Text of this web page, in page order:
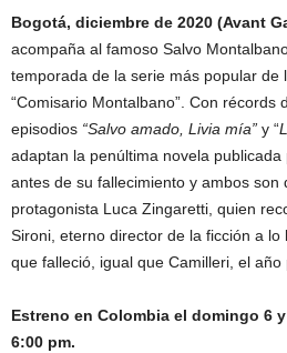
Bogotá, diciembre de 2020 (Avant
acompaña al famoso Salvo
temporada de la serie más popular de
“Comisario Montalbano”. Con récords
episodios “Salvo amado, Livia mía” y “
adaptan la penúltima novela
antes de su fallecimiento y ambos son
protagonista Luca Zingaretti, quien
Sironi, eterno director de la ficción a lo
que falleció, igual que Camilleri, el año
Estreno en Colombia el domingo 6
6:00 pm.